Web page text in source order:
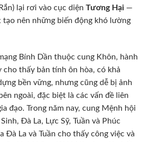
lại rơi vào cục diện Tương Hại —
tạo nên những biến động khó lường
Bính Dần thuộc cung Khôn, hành
cho thấy bản tính ôn hòa, có khả
bền vững, nhưng cũng dễ bị ảnh
ngoài, đặc biệt là các vấn đề liên
đạo. Trong năm nay, cung Mệnh hội
Đà La, Lực Sỹ, Tuần và Phúc
Đà La và Tuần cho thấy công việc và